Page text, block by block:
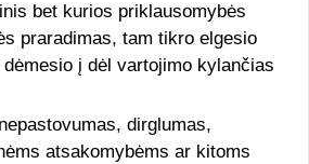
bet kurios priklausomybės
praradimas, tam tikro elgesio
į dėl vartojimo kylančias
dirglumas,
atsakomybėms ar kitoms